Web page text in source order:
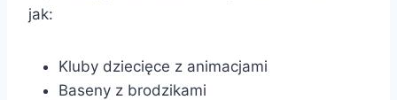
jak:
Kluby dziecięce z animacjami
Baseny z brodzikami